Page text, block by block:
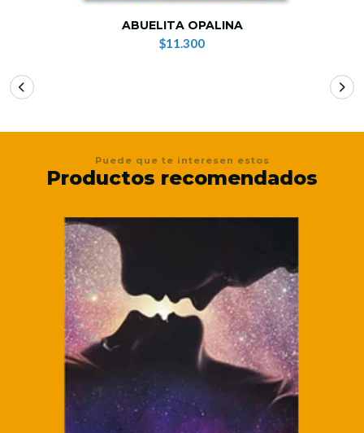
ABUELITA OPALINA
$11.300
Puede que te interesen estos
Productos recomendados